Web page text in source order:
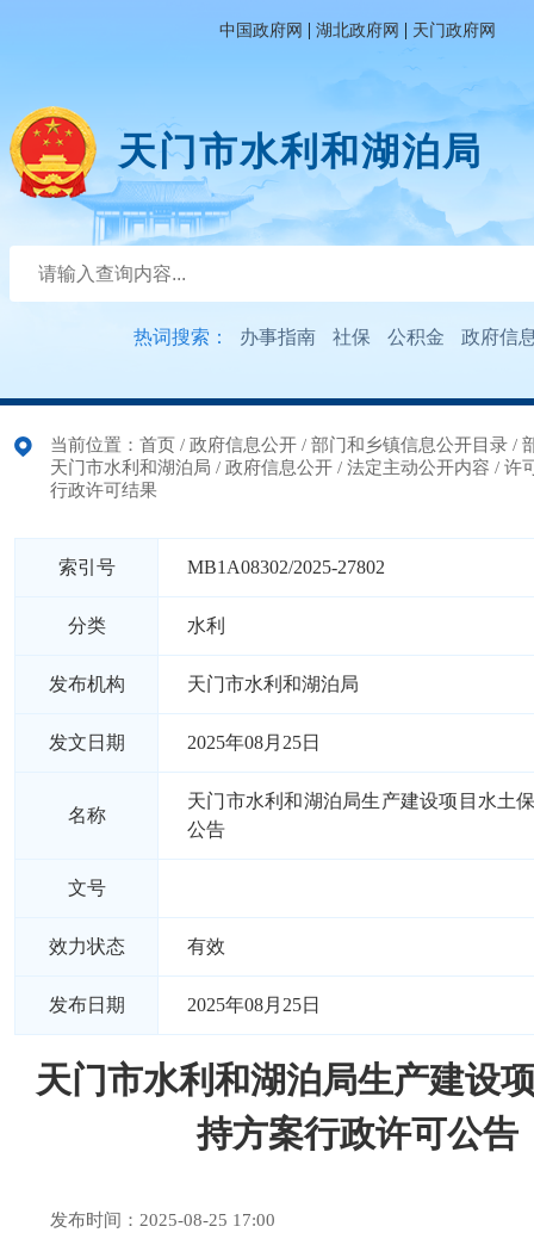
中国政府网 | 湖北政府网 | 天门政府网
天门市水利和湖泊局
热词搜索： 办事指南 社保 公积金 政府信
当前位置： 首页 / 政府信息公开 / 部门和乡镇信息公开目录 /
天门市水利和湖泊局 / 政府信息公开 / 法定主动公开内容 / 许
行政许可结果
索引号 MB1A08302/2025-27802
分类 水利
发布机构 天门市水利和湖泊局
发文日期 2025年08月25日
名称
天门市水利和湖泊局生产建设项目水土
公告
文号
效力状态 有效
发布日期 2025年08月25日
天门市水利和湖泊局生产建设
持方案行政许可公告
发布时间：2025-08-25 17:00